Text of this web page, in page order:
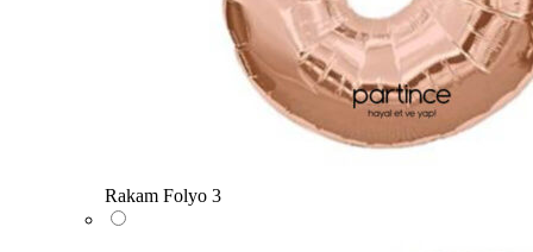
Rakam Folyo 3